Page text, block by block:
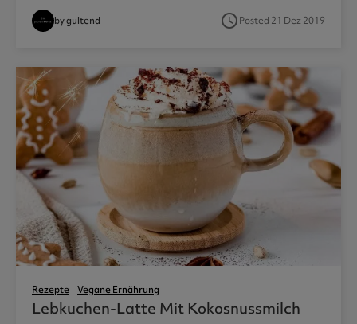
by gultend access_timePosted 21 Dez 2019
Rezepte Vegane Ernährung
Lebkuchen-Latte Mit Kokosnussmilch